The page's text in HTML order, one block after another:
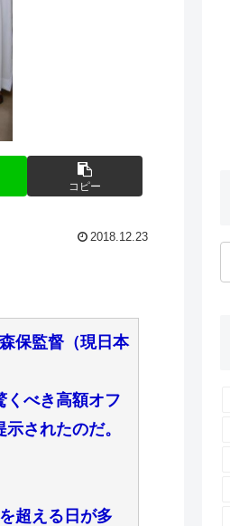
コピー
2018.12.23
保監督（現日本
くべき高額オフ
されたのだ。
超える日が多